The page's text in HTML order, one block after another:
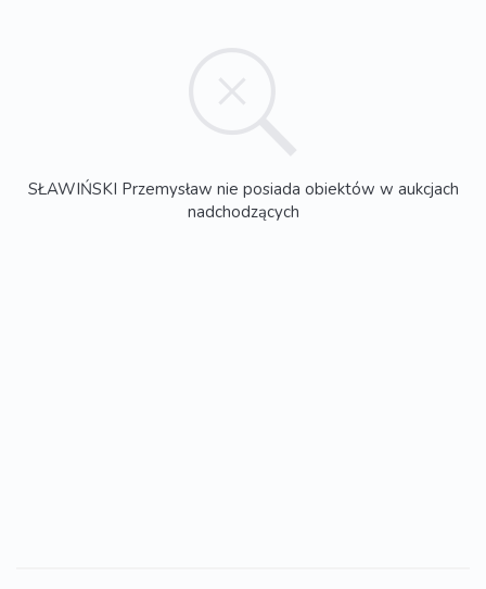
SŁAWIŃSKI Przemysław nie posiada obiektów w aukcjach
nadchodzących